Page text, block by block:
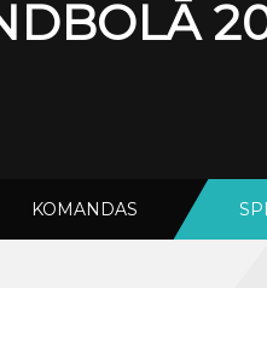
KOMANDAS